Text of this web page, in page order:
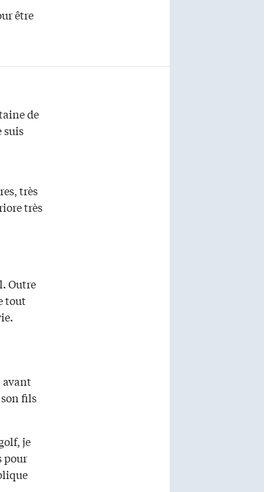
être
de
suis
très
très
Outre
tout
avant
fils
je
pour